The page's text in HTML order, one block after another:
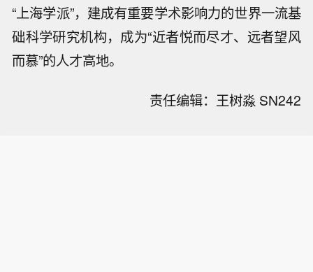
“上海学派”，建成有重要学术影响力的世界一流基
础科学研究机构，成为“近者悦而尽才、远者望风
而慕”的人才高地。
责任编辑：王树淼 SN242